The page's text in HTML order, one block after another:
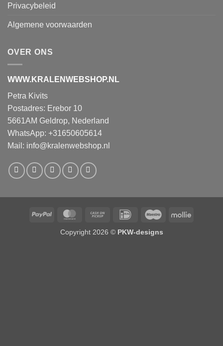
Privacybeleid
Algemene voorwaarden
OVER ONS
WWW.KRALENWEBSHOP.NL
Petra Kivits
Postadres: Erebor 10
5661AM Geldrop, Nederland
WhatsApp: +31650605614
Mail: info@kralenwebshop.nl
PayPal MasterCardCash
Pickup
IDeal Maestro Mollie
Copyright 2026 © PKW-designs